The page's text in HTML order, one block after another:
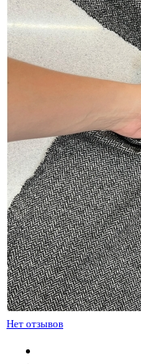
Нет отзывов